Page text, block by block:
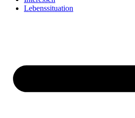
Lebenssituation